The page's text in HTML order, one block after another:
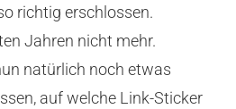
richtig erschlossen.
Jahren nicht mehr.
natürlich noch etwas
auf welche Link-Sticker